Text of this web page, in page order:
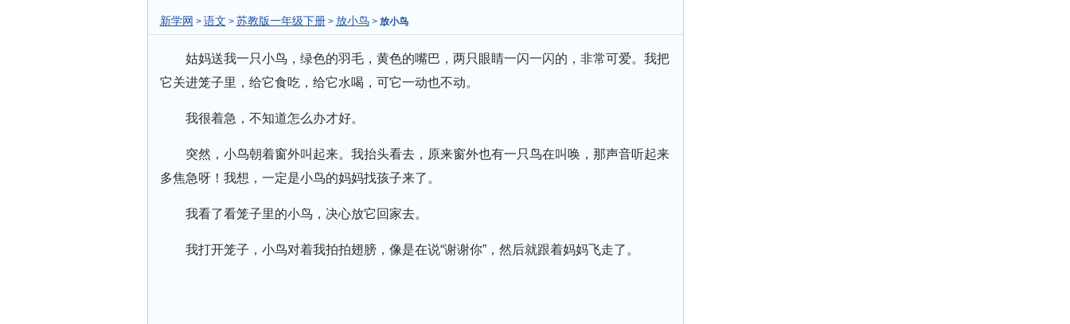
新学网 > 语文 > 苏教版一年级下册> 放小鸟> 放小鸟
姑妈送我一只小鸟，绿色的羽毛，黄色的嘴巴，两只眼睛一闪一闪的，非常可爱。我把
它关进笼子里，给它食吃，给它水喝，可它一动也不动。
我很着急，不知道怎么办才好。
突然，小鸟朝着窗外叫起来。我抬头看去，原来窗外也有一只鸟在叫唤，那声音听起来
多焦急呀！我想，一定是小鸟的妈妈找孩子来了。
我看了看笼子里的小鸟，决心放它回家去。
我打开笼子，小鸟对着我拍拍翅膀，像是在说“谢谢你”，然后就跟着妈妈飞走了。